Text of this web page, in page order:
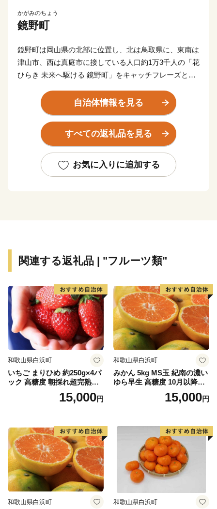
かがみのちょう
鏡野町
鏡野町は岡山県の北部に位置し、北は鳥取県に、東南は
津山市、西は真庭市に接している人口約1万3千人の「花
ひらき 未来へ駆ける 鏡野町」をキャッチフレーズとし
地域となっており、様々な自然の恵みや文化、伝統を有
しています。鏡野町には森や渓谷、田園風景と、四季を
通じて感動できる景観が点在しています。中国山地屈指
の岡山県立森林公園、岡山を代表する紅葉スポット・奥
場・・・・・。鏡野町には、ここでしか味わえない楽し
さがあります。それぞれのスポットを巡って身も心もリ
谷の両側が鮮やかな紅色に染まり、10月下旬から11月
ップをはじめ、多彩なイベントや地域の特産品の販売な
どが楽しめます。美作三湯のひとつ、奥津温泉も近く、
少し足をのばせば、珍しいウランガラスを展示している
妖精の森ガラス美術館もあります。
☆奥津温泉
多くの文人にも愛された風情ある山里のいで湯。良質な
美人の湯として、与謝野鉄幹・晶子夫妻、棟方志功、小
や全国からの温泉ファンを引き付けています。
☆妖精の森ガラス美術館
世界的に珍しいウランガラス専門美術館「妖精の森ガラ
ス美術館」内にあるガラス工房では、吹きガラス体験・
サンドブラスト体験・リューター体験と３種類のガラス
作りを体験することができます。
☆岩井の滝と岩井の名水
子宝伝説もある岡山県最北端の滝。上部に岩盤が突き出
自治体情報を見る
すべての返礼品を見る
お気に入りに追加する
関連する返礼品 | "フルーツ類"
和歌山県白浜町
いちご まりひめ 約250g×4パ
ック 高糖度 朝採れ超完熟ま
りひめ 1月以降発送分
15,000円
和歌山県白浜町
みかん 5kg MS玉 紀南の濃い
ゆら早生 高糖度 10月以降発
送 マルチ被覆栽培15,000円
和歌山県白浜町 和歌山県白浜町